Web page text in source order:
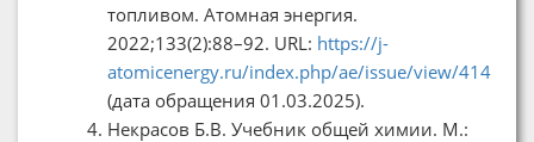
топливом. Атомная энергия.
2022;133(2):88–92. URL: https://j-
atomicenergy.ru/index.php/ae/issue/view/414
(дата обращения 01.03.2025).
Некрасов Б.В. Учебник общей химии. М.: